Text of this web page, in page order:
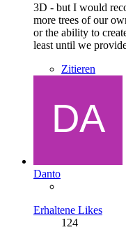
3D - but I would
more trees of our
or the ability to
least until we
Zitieren
Danto
Erhaltene Likes
124